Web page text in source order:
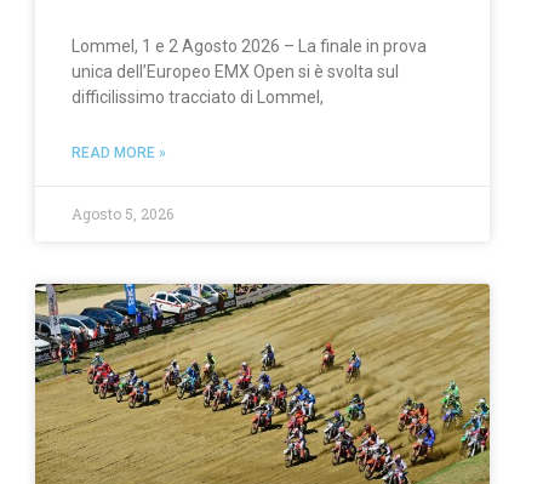
Lommel, 1 e 2 Agosto 2026 – La finale in prova
unica dell’Europeo EMX Open si è svolta sul
difficilissimo tracciato di Lommel,
READ MORE »
Agosto 5, 2026